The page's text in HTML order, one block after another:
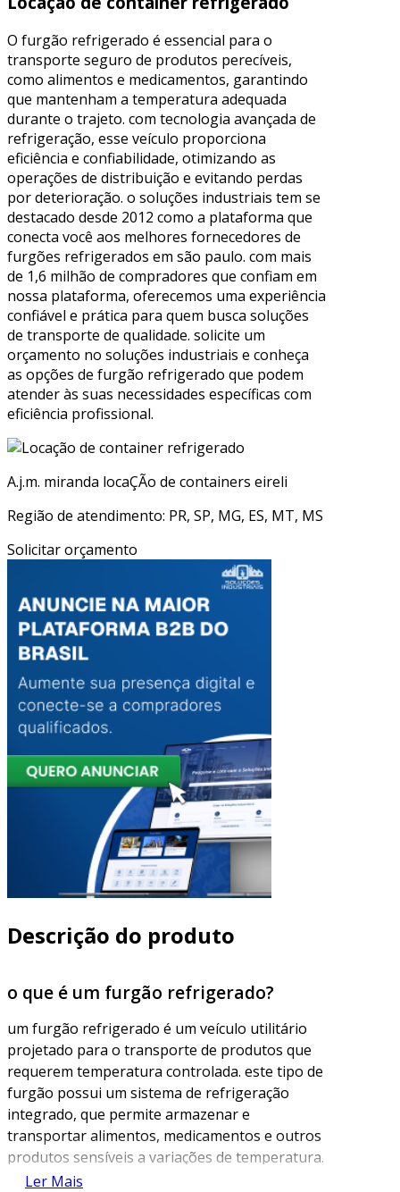
O furgão refrigerado é essencial para o
transporte seguro de produtos perecíveis,
como alimentos e medicamentos, garantindo
que mantenham a temperatura adequada
durante o trajeto. com tecnologia avançada de
refrigeração, esse veículo proporciona
eficiência e confiabilidade, otimizando as
operações de distribuição e evitando perdas
por deterioração. o soluções industriais tem se
destacado desde 2012 como a plataforma que
conecta você aos melhores fornecedores de
furgões refrigerados em são paulo. com mais
de 1,6 milhão de compradores que confiam em
nossa plataforma, oferecemos uma experiência
confiável e prática para quem busca soluções
de transporte de qualidade. solicite um
orçamento no soluções industriais e conheça
as opções de furgão refrigerado que podem
atender às suas necessidades específicas com
eficiência profissional.
A.j.m. miranda locaÇÃo de containers eireli
Região de atendimento: PR, SP, MG, ES, MT, MS
Solicitar orçamento
Descrição do produto
o que é um furgão refrigerado?
um furgão refrigerado é um veículo utilitário
projetado para o transporte de produtos que
requerem temperatura controlada. este tipo de
furgão possui um sistema de refrigeração
integrado, que permite armazenar e
transportar alimentos, medicamentos e outros
produtos sensíveis a variações de temperatura.
a estrutura isolante do furgão garante que a
Ler Mais